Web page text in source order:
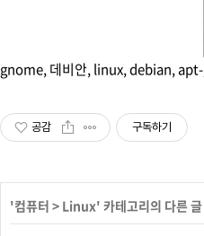
gnome,데비안,linux,debian,
공감 구독하기
'컴퓨터 > Linux' 카테고리의 다른 글